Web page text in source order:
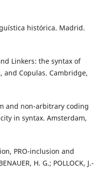
histórica. Madrid.
Linkers: the syntax of
and Copulas. Cambridge,
and non-arbitrary coding
in syntax. Amsterdam,
PRO-inclusion and
H. G.; POLLOCK, J.-